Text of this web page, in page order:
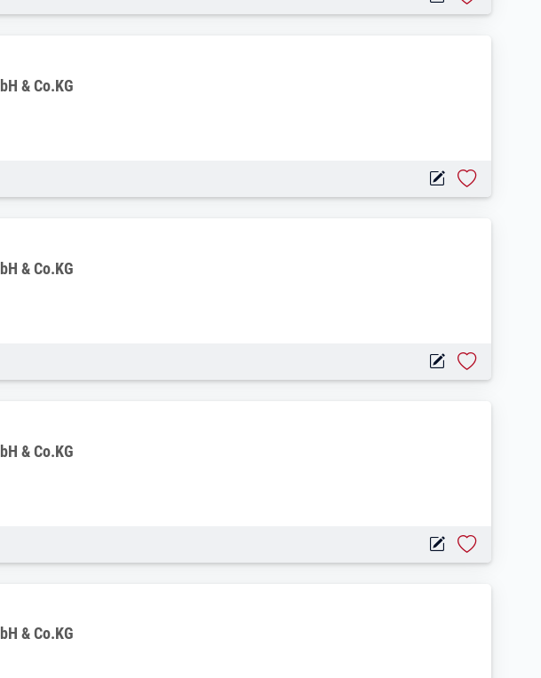
(m/w/d)
& Co.KG
(m/w/d )
& Co.KG
(m/w/d)
& Co.KG
(m/w/d)
& Co.KG